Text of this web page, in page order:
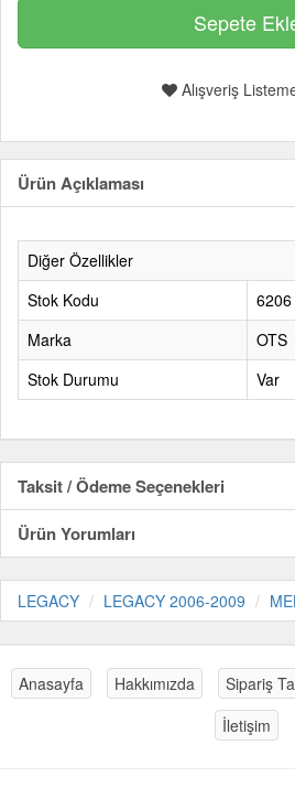
Alışveriş
Ürün Açıklaması
Diğer Özellikler
Stok Kodu
6206
Marka
OTS
Stok Durumu
Var
Taksit / Ödeme Seçenekleri
Ürün Yorumları
LEGACY LEGACY 2006-2009
Anasayfa Hakkımızda Sipariş
İletişim